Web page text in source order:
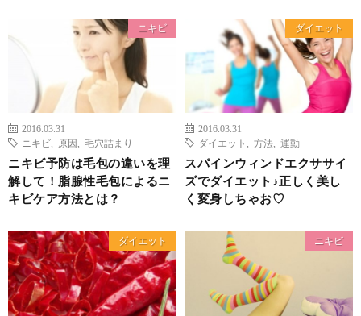
ニキビ
2016.03.31
ニキビ
原因 毛穴詰まり
ニキビ予防は毛包の違いを理
解して！脂腺性毛包によるニ
キビケア方法とは？
ダイエット
2016.03.31
ダイエット
方法 運動
スパインウィンドエクササイ
ズでダイエット♪正しく美し
く変身しちゃお♡
ダイエット ニキビ